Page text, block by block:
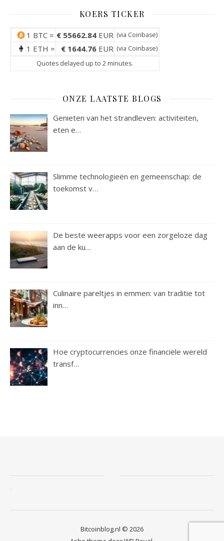
KOERS TICKER
1 BTC = € 55662.84 EUR (via Coinbase)
1 ETH = € 1644.76 EUR (via Coinbase)
Quotes delayed up to 2 minutes.
ONZE LAATSTE BLOGS
Genieten van het strandleven: activiteiten,
eten e…
Slimme technologieën en gemeenschap: de
toekomst v…
De beste weerapps voor een zorgeloze dag
aan de ku…
Culinaire pareltjes in emmen: van traditie tot
inn…
Hoe cryptocurrencies onze financiële wereld
transf…
Bitcoinblog.nl © 2026